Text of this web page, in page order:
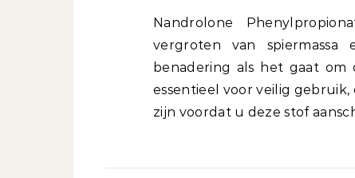
Nandrolone
vergroten van spiermassa
benadering als het gaat
essentieel voor veilig
zijn voordat u deze stof